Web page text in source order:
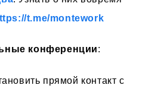
t.me/montework
конференции:
прямой контакт с